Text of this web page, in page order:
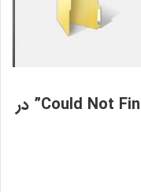
چکونه ارور “Could Not Find This Item” در